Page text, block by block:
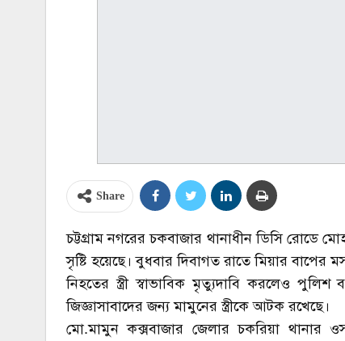
Share
চট্টগ্রাম নগরের চকবাজার থানাধীন ডিসি রোডে
সৃষ্টি হয়েছে। বুধবার দিবাগত রাতে মিয়ার
নিহতের স্ত্রী স্বাভাবিক মৃত্যুদাবি করলেও
জিজ্ঞাসাবাদের জন্য মামুনের স্ত্রীকে আটক রখেছে।
মো.মামুন কক্সবাজার জেলার চকরিয়া থানার